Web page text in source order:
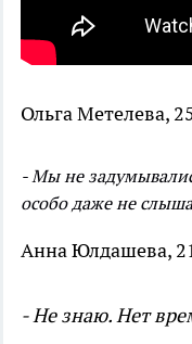
Ольга Метелева,
- Мы не
особо даже не
Анна Юлдашева,
- Не знаю. Нет